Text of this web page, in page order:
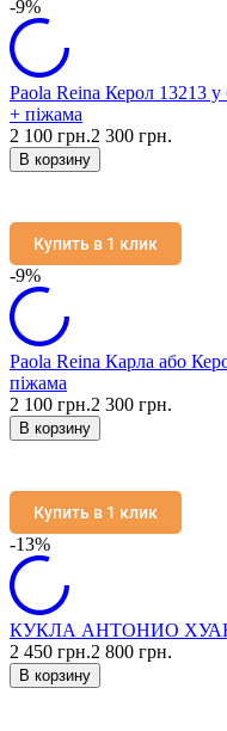
-9%
Paola Reina Керол 13213 у
+ піжама
2 100 грн.2 300 грн.
В корзину
Купить в 1 клик
-9%
Paola Reina Карла або
піжама
2 100 грн.2 300 грн.
В корзину
Купить в 1 клик
-13%
КУКЛА АНТОНИО
2 450 грн.2 800 грн.
В корзину